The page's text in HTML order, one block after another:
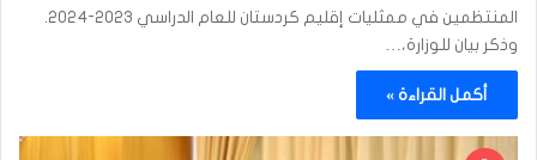
وذكر بيان للوزارة،…
أكمل القراءة »